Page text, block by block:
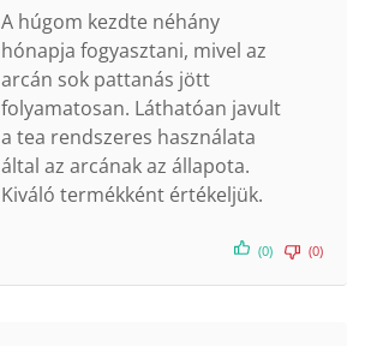
A húgom kezdte néhány
hónapja fogyasztani, mivel az
arcán sok pattanás jött
folyamatosan. Láthatóan javult
a tea rendszeres használata
által az arcának az állapota.
Kiváló termékként értékeljük.
(0) (0)